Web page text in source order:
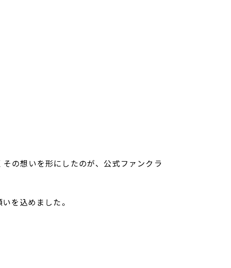
その想いを形にしたのが、公式ファンクラ
を込めました。